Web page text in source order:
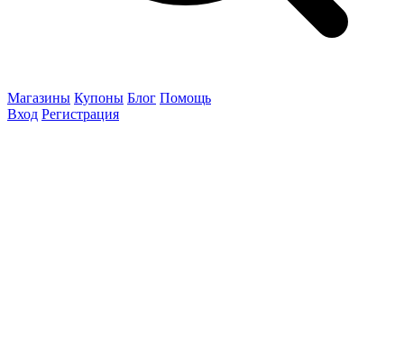
Магазины Купоны Блог Помощь
Вход Регистрация